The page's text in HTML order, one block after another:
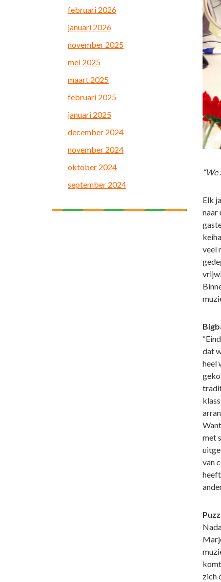
februari 2026
januari 2026
november 2025
mei 2025
maart 2025
februari 2025
januari 2025
december 2024
november 2024
oktober 2024
september 2024
Elk
naar
veel
dat
heel
met
van
zich